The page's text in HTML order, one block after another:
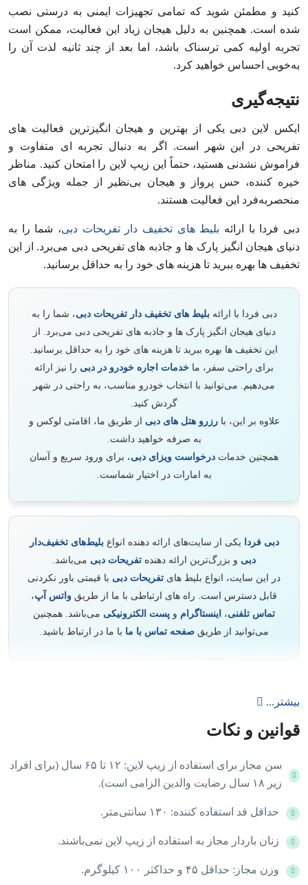
کنید و مطمئن شوید که تمامی تجهیزات ایمنی به درستی نصب
شده است. همچنین به دلیل هیجان زیاد این فعالیت، ممکن است
تجربه اولیه کمی ترسناک باشد، اما بعد از چند ثانیه لذت آن را
به‌خوبی احساس خواهید کرد.
نتیجه‌گیری
ایکس لاین دبی یکی از بهترین و هیجان‌ انگیزترین فعالیت‌ های
تفریحی در این شهر است. اگر به دنبال تجربه‌ ای متفاوت و
فراموش‌ نشدنی هستید، حتماً این زیپ لاین را امتحان کنید. مناظر
خیره‌ کننده، حس پرواز و هیجان بی‌نظیر از جمله ویژگی‌ های
منحصربه‌فرد این فعالیت هستند.
دبی فردا با ارائه بلیط‌ های تخفیف‌ دار تفریحات دبی، شما را به
دنیای هیجان‌ انگیز پارک‌ ها و جاذبه‌ های تفریحی دبی می‌برد. از این
تخفیف‌ ها بهره ببرید تا هزینه‌ های خود را به حداقل برسانید.
دبی فردا با ارائهبلیط‌ های تخفیف‌ دار تفریحات دبی، شما را به
دنیای هیجان‌ انگیز پارک‌ ها و جاذبه‌ های تفریحی دبی می‌برد. از
این تخفیف‌ ها بهره ببرید تا هزینه‌ های خود را به حداقل برسانید.
برای راحتی سفر، ما خدمات اجاره خودرو در دبی را نیز ارائه
می‌دهیم. می‌توانید با انتخاب خودرو مناسب، به راحتی در شهر
گردش کنید.
علاوه بر این، بارزرو هتل‌ های دبی از طریق ما، اقامتی لوکس و
به‌ صرفه خواهید داشت.
همچنین خدمات درخواست ویزای دبی، برای ورود سریع و آسان
به امارات در اختیار شماست.
دبی فردا یکی از سایت‌های ارائه دهنده انواعبلیط‌های تخفیف‌دار
دبی و بزرگ‌ترین ارائه دهنده تفریحات دبی می‌باشد.
در این سایت، انواع بلیط‌ های تفریحات دبی با قیمتی باور نکردنی
قابل دسترس است. راه‌ های ارتباطی با ما از طریق واتس آپ،
تماس تلفنی، اینستاگرام و پست الکترونیکی می‌باشد. همچنین
می‌توانید از طریقصفحه تماس با ما با ما در ارتباط باشید.
بیشتر...
قوانین و نکات
سن مجاز برای استفاده از زیپ لاین: ۱۲ تا ۶۵ سال (برای افراد
زیر ۱۸ سال رضایت والدین الزامی است).
حداقل قد استفاده کننده: ۱۳۰ سانتی‌متر.
زنان باردار مجاز به استفاده از زیپ لاین نمی‌باشند.
وزن مجاز: حداقل ۴۵ و حداکثر ۱۰۰ کیلوگرم.